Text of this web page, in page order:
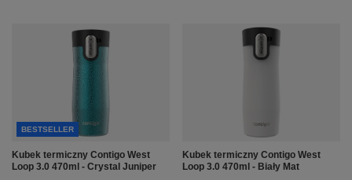
BESTSELLER
Kubek termiczny Contigo West
Loop 3.0 470ml - Crystal Juniper
Kubek termiczny Contigo West
Loop 3.0 470ml - Biały Mat